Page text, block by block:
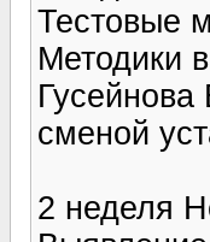
Тестовые
Методики
сменой
2 неделя